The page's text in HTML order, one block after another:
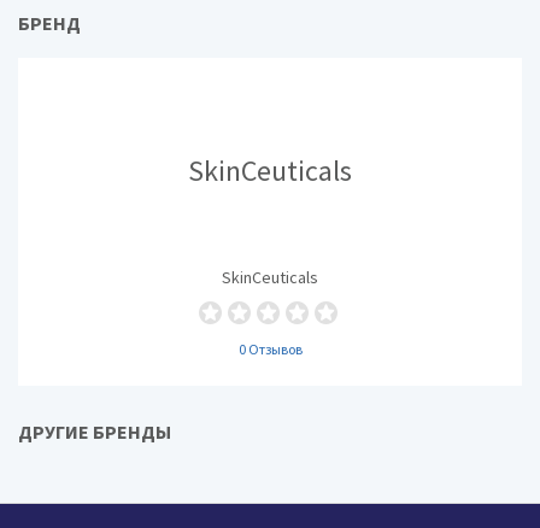
БРЕНД
SkinCeuticals
SkinCeuticals
0 Отзывов
ДРУГИЕ БРЕНДЫ